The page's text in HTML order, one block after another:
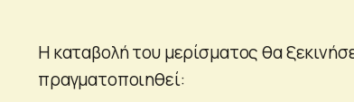
Η καταβολή του μερίσματος θα
πραγματοποιηθεί: